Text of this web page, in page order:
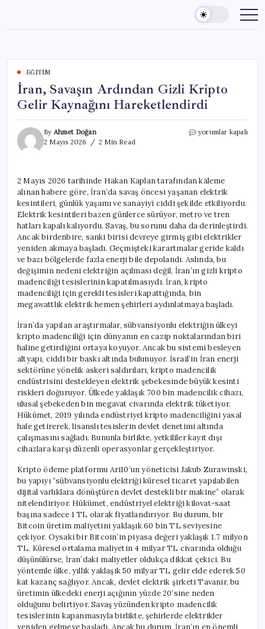
content
EĞITIM
İran, Savaşın Ardından Gizli Kripto
Gelir Kaynağını Hareketlendirdi
By Ahmet Doğan
2 Mayıs 2026
2 Min Read
İran,
Gelir
Kaynağını
Hareketlendirdi
için
yorumlar kapalı
2 Mayıs 2026 tarihinde Hakan Kaplan tarafından kaleme
alınan habere göre, İran’da savaş öncesi yaşanan elektrik
kesintileri, günlük yaşamı ve sanayiyi ciddi şekilde etkiliyordu.
Elektrik kesintileri bazen günlerce sürüyor, metro ve tren
hatları kapalı kalıyordu. Savaş, bu sorunu daha da derinleştirdi.
Ancak birdenbire, sanki birisi devreye girmiş gibi elektrikler
yeniden akmaya başladı. Geçmişteki karartmalar geride kaldı
ve bazı bölgelerde fazla enerji bile depolandı. Aslında, bu
değişimin nedeni elektriğin açılması değil, İran’ın gizli kripto
madenciliği tesislerinin kapatılmasıydı. İran, kripto
madenciliği için gerekli tesisleri kapattığında, bin
megawattlık elektrik hemen şehirleri aydınlatmaya başladı.
İran’da yapılan araştırmalar, sübvansiyonlu elektriğin ülkeyi
kripto madenciliği için dünyanın en cazip noktalarından biri
haline getirdiğini ortaya koyuyor. Ancak bu sistemi besleyen
altyapı, ciddi bir baskı altında bulunuyor. İsrail’in İran enerji
sektörüne yönelik askeri saldırıları, kripto madencilik
endüstrisini destekleyen elektrik şebekesinde büyük kesinti
riskleri doğuruyor. Ülkede yaklaşık 700 bin madencilik cihazı,
ulusal şebekeden bin megavat civarında elektrik tüketiyor.
Hükümet, 2019 yılında endüstriyel kripto madenciliğini yasal
hale getirerek, lisanslı tesislerin devlet denetimi altında
çalışmasını sağladı. Bununla birlikte, yetkililer kayıt dışı
cihazlara karşı düzenli operasyonlar gerçekleştiriyor.
Kripto ödeme platformu Ari10’un yöneticisi Jakub Zurawinski,
bu yapıyı “sübvansiyonlu elektriği küresel ticaret yapılabilen
dijital varlıklara dönüştüren devlet destekli bir makine” olarak
nitelendiriyor. Hükümet, endüstriyel elektriği kilovat-saat
başına sadece 1 TL olarak fiyatlandırıyor. Bu durum, bir
Bitcoin üretim maliyetini yaklaşık 60 bin TL seviyesine
çekiyor. Oysaki bir Bitcoin’in piyasa değeri yaklaşık 1.7 milyon
TL. Küresel ortalama maliyetin 4 milyar TL civarında olduğu
düşünülürse, İran’daki maliyetler oldukça dikkat çekici. Bu
yöntemle ülke, yıllık yaklaşık 50 milyar TL gelir elde ederek 50
kat kazanç sağlıyor. Ancak, devlet elektrik şirketi Tavanir, bu
üretimin ülkedeki enerji açığının yüzde 20’sine neden
olduğunu belirtiyor. Savaş yüzünden kripto madencilik
tesislerinin kapanmasıyla birlikte, şehirlerde elektrikler
yeniden gelmeye başladı. Ancak bu durum, İran’ın en önemli